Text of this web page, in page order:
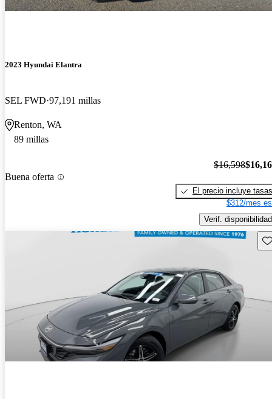
2023 Hyundai Elantra
SEL FWD 97,191 millas
Renton, WA
89 millas
Buena oferta
$16,598
El precio incluye tasas
$312/mes
Verif. disponibilidad